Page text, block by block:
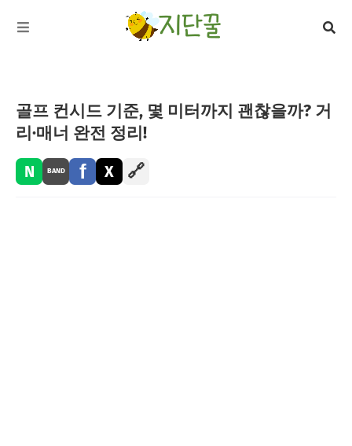
골프 컨시드 기준, 몇 미터까지 괜찮을까? 거
리·매너 완전 정리!
N BAND f X 🔗